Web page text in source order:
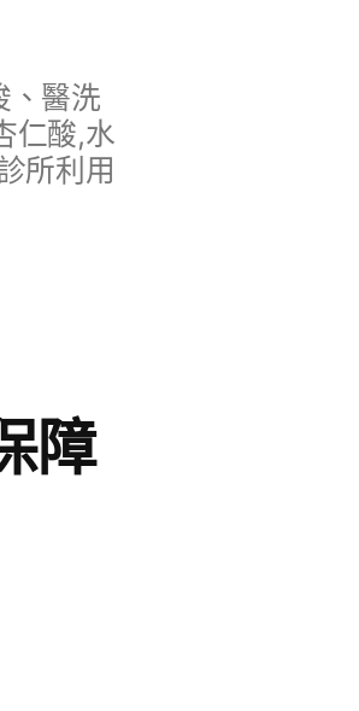
、醫洗
仁酸,水
所利用
障